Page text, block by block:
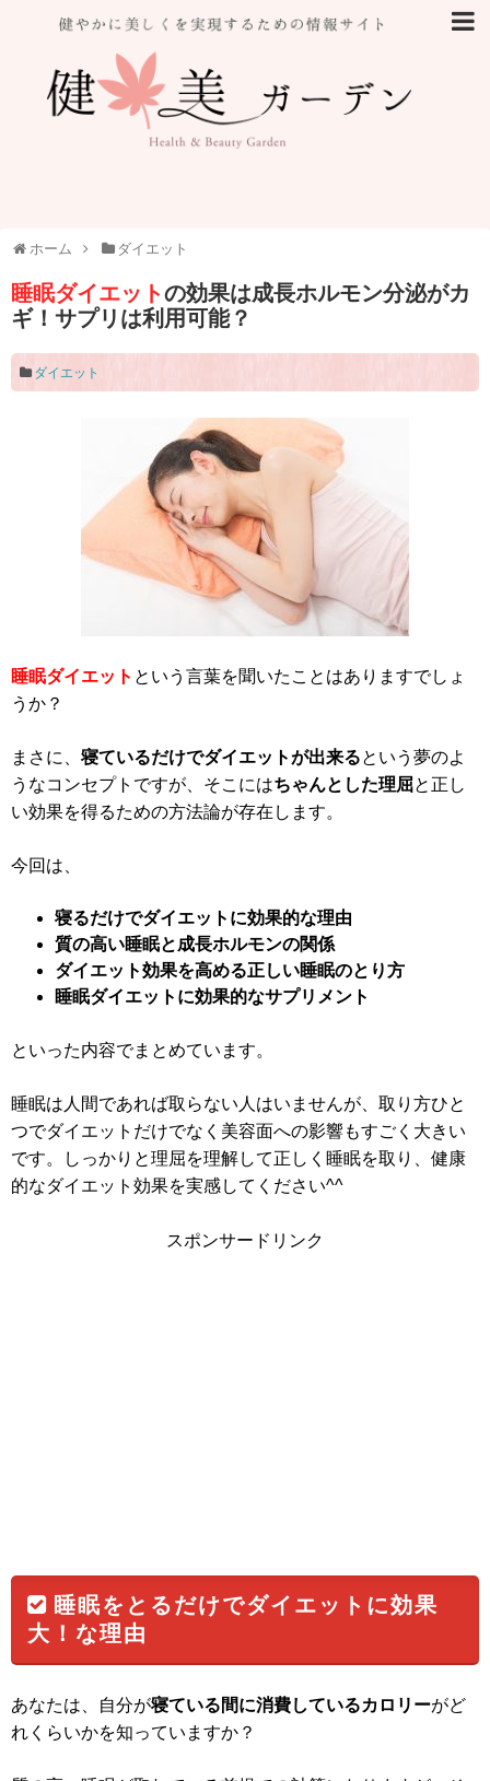
ホーム ダイエット
睡眠ダイエットの効果は成長ホルモン分泌がカ
ギ！サプリは利用可能？
ダイエット
睡眠ダイエット という言葉を聞いたことはありますでしょ
うか？
まさに、 寝ているだけでダイエットが出来るという夢のよ
うなコンセプトですが、そこにはちゃんとした理屈と正し
い効果を得るための方法論が存在します。
今回は、
寝るだけでダイエットに効果的な理由
質の高い睡眠と成長ホルモンの関係
ダイエット効果を高める正しい睡眠のとり方
睡眠ダイエットに効果的なサプリメント
といった内容でまとめています。
睡眠は人間であれば取らない人はいませんが、取り方ひと
つでダイエットだけでなく美容面への影響もすごく大きい
です。しっかりと理屈を理解して正しく睡眠を取り、健康
的なダイエット効果を実感してください^^
スポンサードリンク
睡眠をとるだけでダイエットに効果
大！な理由
あなたは、自分が寝ている間に消費しているカロリーがど
れくらいかを知っていますか？